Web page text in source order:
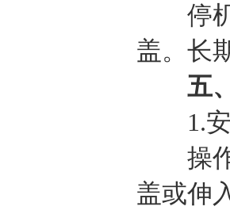
停机
盖。长
五
1.安
操作
盖或伸